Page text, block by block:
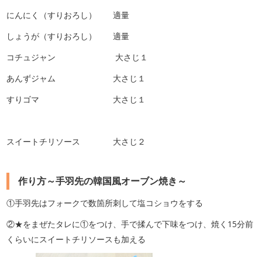
にんにく（すりおろし） 適量
しょうが（すりおろし） 適量
コチュジャン 大さじ１
あんずジャム 大さじ１
すりゴマ 大さじ１
スイートチリソース 大さじ２
作り方～手羽先の韓国風オーブン焼き～
①手羽先はフォークで数箇所刺して塩コショウをする
②★をまぜたタレに①をつけ、手で揉んで下味をつけ、焼く15分前
くらいにスイートチリソースも加える